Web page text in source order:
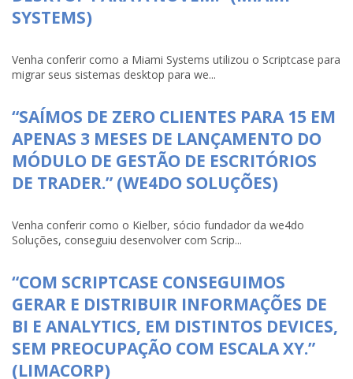
SYSTEMS)
Venha conferir como a Miami Systems utilizou o Scriptcase para
migrar seus sistemas desktop para we...
“SAÍMOS DE ZERO CLIENTES PARA 15 EM
APENAS 3 MESES DE LANÇAMENTO DO
MÓDULO DE GESTÃO DE ESCRITÓRIOS
DE TRADER.” (WE4DO SOLUÇÕES)
Venha conferir como o Kielber, sócio fundador da we4do
Soluções, conseguiu desenvolver com Scrip...
“COM SCRIPTCASE CONSEGUIMOS
GERAR E DISTRIBUIR INFORMAÇÕES DE
BI E ANALYTICS, EM DISTINTOS DEVICES,
SEM PREOCUPAÇÃO COM ESCALA XY.”
(LIMACORP)